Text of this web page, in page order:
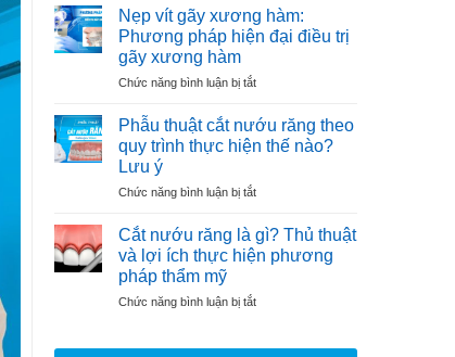
Cài
–
Đón
DEAL]
Trồng
Implant
–
răng
18.000.000đ
tại
khoa
Ngọc
Nẹp vít gãy xương hàm:
Phương pháp hiện đại điều trị
gãy xương hàm
Chức năng bình luận bị tắtở
vít
gãy
xương
Phương
hiện
đại
điều
gãy
Phẫu thuật cắt nướu răng theo
quy trình thực hiện thế nào?
Lưu ý
Chức năng bình luận bị tắtở
thuật
cắt
nướu
theo
Cắt nướu răng là gì? Thủ thuật
và lợi ích thực hiện phương
pháp thẩm mỹ
Chức năng bình luận bị tắtở